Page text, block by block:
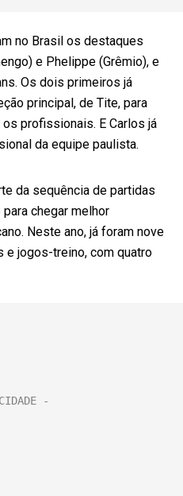
no Brasil os destaques
e Phelippe (Grêmio), e
Os dois primeiros já
principal, de Tite, para
profissionais. E Carlos já
da equipe paulista.
da sequência de partidas
chegar melhor
Neste ano, já foram nove
jogos-treino, com quatro